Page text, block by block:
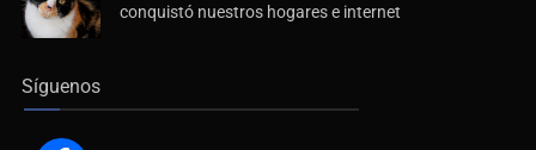
conquistó nuestros hogares e internet
Síguenos